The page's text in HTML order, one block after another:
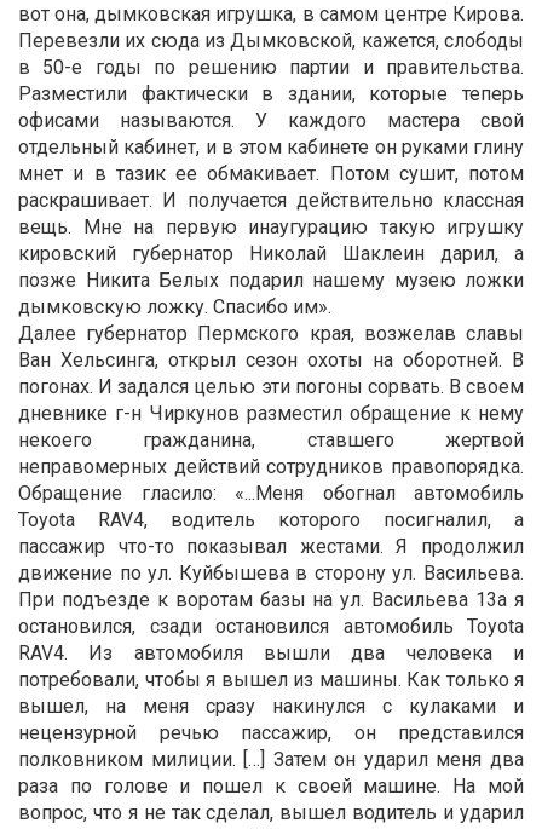
вот она, дымковская игрушка, в самом центре Кирова.
Перевезли их сюда из Дымковской, кажется, слободы
в 50-е годы по решению партии и правительства.
Разместили фактически в здании, которые теперь
офисами называются. У каждого мастера свой
отдельный кабинет, и в этом кабинете он руками глину
мнет и в тазик ее обмакивает. Потом сушит, потом
раскрашивает. И получается действительно классная
вещь. Мне на первую инаугурацию такую игрушку
кировский губернатор Николай Шаклеин дарил, а
позже Никита Белых подарил нашему музею ложки
дымковскую ложку. Спасибо им».
Далее губернатор Пермского края, возжелав славы
Ван Хельсинга, открыл сезон охоты на оборотней. В
погонах. И задался целью эти погоны сорвать. В своем
дневнике г-н Чиркунов разместил обращение к нему
некоего гражданина, ставшего жертвой
неправомерных действий сотрудников правопорядка.
Обращение гласило: «...Меня обогнал автомобиль
Toyota RAV4, водитель которого посигналил, а
пассажир что-то показывал жестами. Я продолжил
движение по ул. Куйбышева в сторону ул. Васильева.
При подъезде к воротам базы на ул. Васильева 13а я
остановился, сзади остановился автомобиль Toyota
RAV4. Из автомобиля вышли два человека и
потребовали, чтобы я вышел из машины. Как только я
вышел, на меня сразу накинулся с кулаками и
нецензурной речью пассажир, он представился
полковником милиции. […] Затем он ударил меня два
раза по голове и пошел к своей машине. На мой
вопрос, что я не так сделал, вышел водитель и ударил